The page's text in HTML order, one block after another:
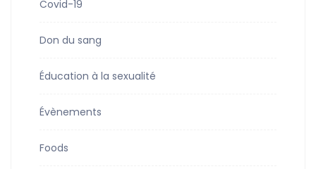
Covid-19
Don du sang
Éducation à la sexualité
Évènements
Foods